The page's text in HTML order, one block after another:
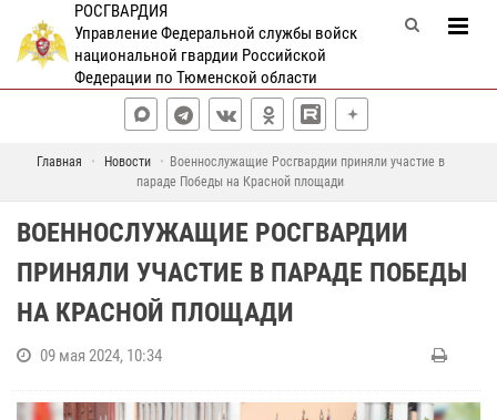
РОСГВАРДИЯ
Управление Федеральной службы войск
национальной гвардии Российской
Федерации по Тюменской области
Главная Новости
Военнослужащие Росгвардии приняли участие в
параде Победы на Красной площади
ВОЕННОСЛУЖАЩИЕ РОСГВАРДИИ
ПРИНЯЛИ УЧАСТИЕ В ПАРАДЕ ПОБЕДЫ
НА КРАСНОЙ ПЛОЩАДИ
09 мая 2024, 10:34